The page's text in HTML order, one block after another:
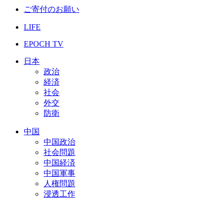
ご寄付のお願い
LIFE
EPOCH TV
日本
政治
経済
社会
外交
防衛
中国
中国政治
社会問題
中国経済
中国軍事
人権問題
浸透工作